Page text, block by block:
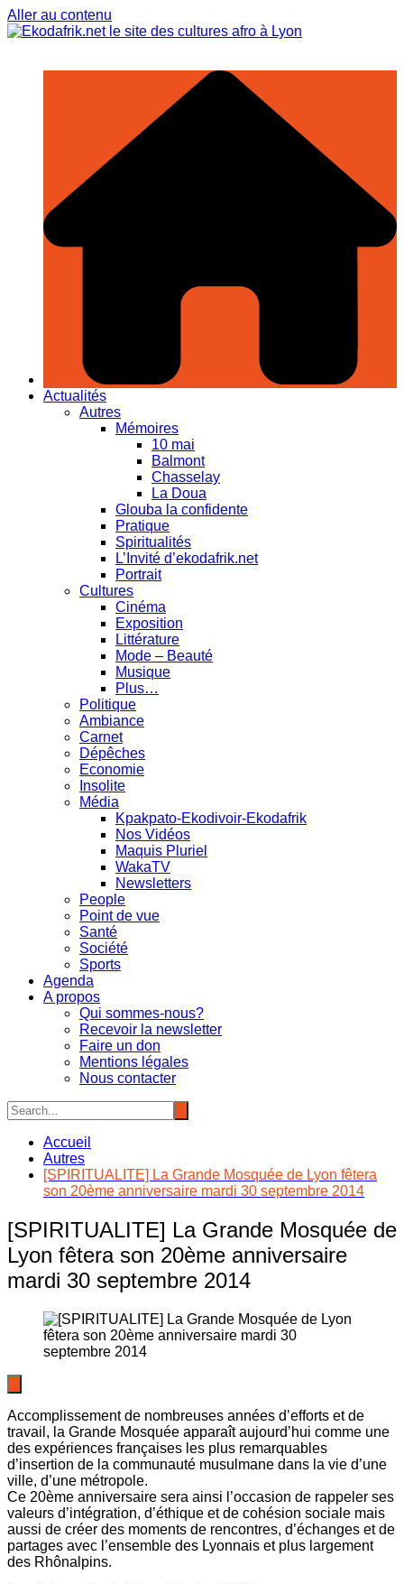
Aller au contenu
Actualités
Autres
Mémoires
10 mai
Balmont
Chasselay
La Doua
Glouba la confidente
Pratique
Spiritualités
L’Invité d’ekodafrik.net
Portrait
Cultures
Cinéma
Exposition
Littérature
Mode – Beauté
Musique
Plus…
Politique
Ambiance
Carnet
Dépêches
Economie
Insolite
Média
Kpakpato-Ekodivoir-Ekodafrik
Nos Vidéos
Maquis Pluriel
WakaTV
Newsletters
People
Point de vue
Santé
Société
Sports
Agenda
A propos
Qui sommes-nous?
Recevoir la newsletter
Faire un don
Mentions légales
Nous contacter
Accueil
Autres
[SPIRITUALITE] La Grande Mosquée de Lyon fêtera
son 20ème anniversaire mardi 30 septembre 2014
[SPIRITUALITE] La Grande Mosquée de
Lyon fêtera son 20ème anniversaire
mardi 30 septembre 2014
Accomplissement de nombreuses années d’efforts et de
travail, la Grande Mosquée apparaît aujourd’hui comme une
des expériences françaises les plus remarquables
d’insertion de la communauté musulmane dans la vie d’une
ville, d’une métropole.
Ce 20ème anniversaire sera ainsi l’occasion de rappeler ses
valeurs d’intégration, d’éthique et de cohésion sociale mais
aussi de créer des moments de rencontres, d’échanges et de
partages avec l’ensemble des Lyonnais et plus largement
des Rhônalpins.